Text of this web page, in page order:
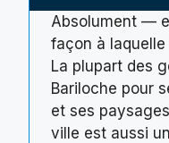
Absolument —
façon à
La plupart des
Bariloche pour
et ses
ville est aussi